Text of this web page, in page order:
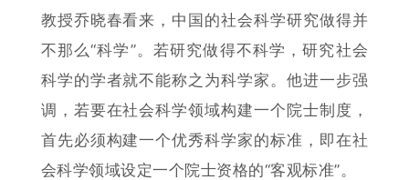
教授乔晓春看来，中国的社会科学研究做得并
不那么“科学”。若研究做得不科学，研究社会
科学的学者就不能称之为科学家。他进一步强
调，若要在社会科学领域构建一个院士制度，
首先必须构建一个优秀科学家的标准，即在社
会科学领域设定一个院士资格的“客观标准”。